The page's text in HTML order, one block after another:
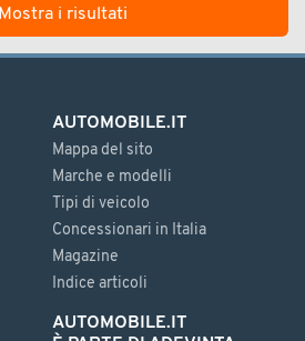
Mostra i risultati
AUTOMOBILE.IT
Mappa del sito
Marche e modelli
Tipi di veicolo
Concessionari in Italia
Magazine
Indice articoli
AUTOMOBILE.IT